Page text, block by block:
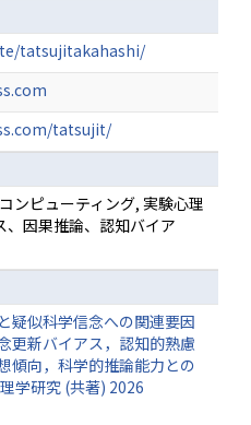
tatsujitakahashi/
tatsujit/
ンピューティング, 実験心理
因果推論、認知バイア
疑似科学信念への関連要因
更新バイアス，認知的熟慮
傾向，科学的推論能力との
学研究 (共著) 2026